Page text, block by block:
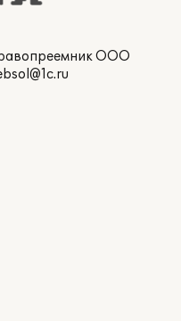
ООО